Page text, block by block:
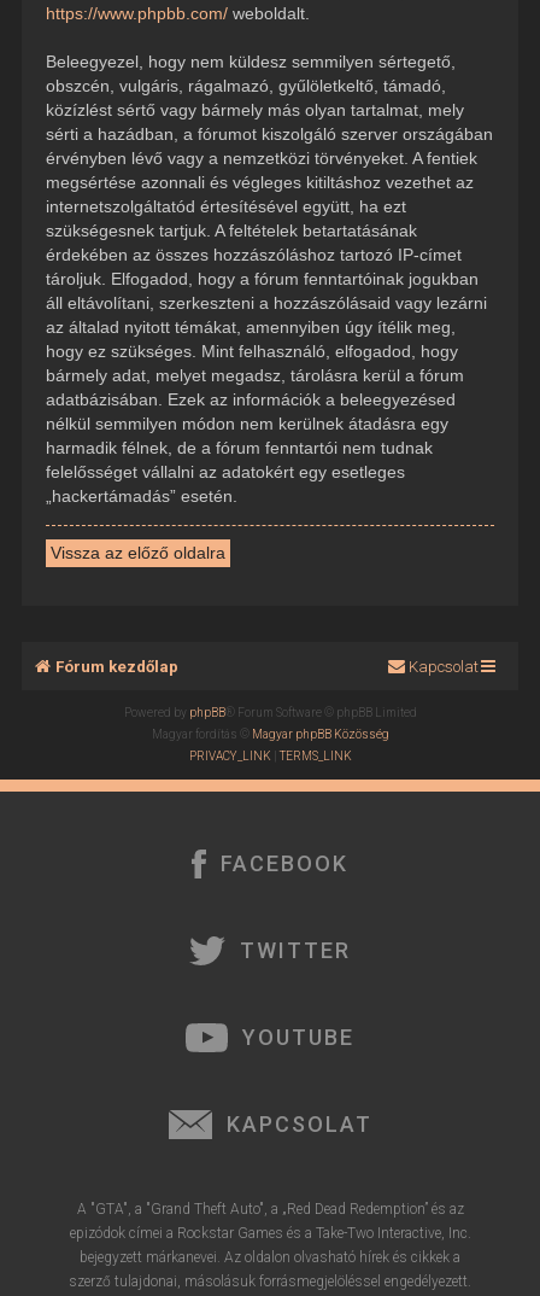
https://www.phpbb.com/weboldalt.
Beleegyezel, hogy nem küldesz semmilyen sértegető,
obszcén, vulgáris, rágalmazó, gyűlöletkeltő, támadó,
közízlést sértő vagy bármely más olyan tartalmat, mely
sérti a hazádban, a fórumot kiszolgáló szerver országában
érvényben lévő vagy a nemzetközi törvényeket. A fentiek
megsértése azonnali és végleges kitiltáshoz vezethet az
internetszolgáltatód értesítésével együtt, ha ezt
szükségesnek tartjuk. A feltételek betartatásának
érdekében az összes hozzászóláshoz tartozó IP-címet
tároljuk. Elfogadod, hogy a fórum fenntartóinak jogukban
áll eltávolítani, szerkeszteni a hozzászólásaid vagy lezárni
az általad nyitott témákat, amennyiben úgy ítélik meg,
hogy ez szükséges. Mint felhasználó, elfogadod, hogy
bármely adat, melyet megadsz, tárolásra kerül a fórum
adatbázisában. Ezek az információk a beleegyezésed
nélkül semmilyen módon nem kerülnek átadásra egy
harmadik félnek, de a fórum fenntartói nem tudnak
felelősséget vállalni az adatokért egy esetleges
„hackertámadás” esetén.
Vissza az előző oldalra
Fórum kezdőlap Kapcsolat
Powered by phpBB® Forum Software © phpBB Limited
Magyar fordítás © Magyar phpBB Közösség
PRIVACY_LINK |TERMS_LINK
FACEBOOK
TWITTER
YOUTUBE
KAPCSOLAT
A "GTA", a "Grand Theft Auto", a „Red Dead Redemption” és az
epizódok címei a Rockstar Games és a Take-Two Interactive, Inc.
bejegyzett márkanevei. Az oldalon olvasható hírek és cikkek a
szerző tulajdonai, másolásuk forrásmegjelöléssel engedélyezett.